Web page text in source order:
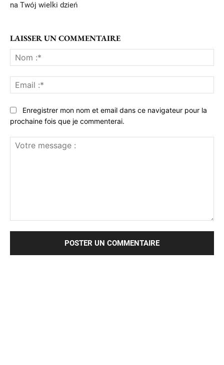
na Twój wielki dzień
LAISSER UN COMMENTAIRE
:*
:*
Enregistrer mon nom et email dans ce navigateur pour la
prochaine fois que je commenterai.